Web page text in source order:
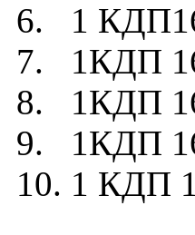
6. 1
7. 1КДП
8. 1КДП
9. 1КДП
10. 1 КДП